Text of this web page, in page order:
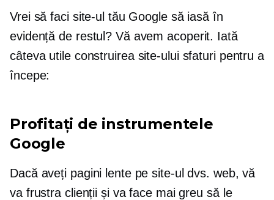
Vrei să faci site-ul tău Google să iasă în
evidență de restul? Vă avem acoperit. Iată
câteva utile construirea site-uluisfaturi pentru a
începe:
Profitați de instrumentele
Google
Dacă aveți pagini lente pe site-ul dvs. web, vă
va frustra clienții și va face mai greu să le